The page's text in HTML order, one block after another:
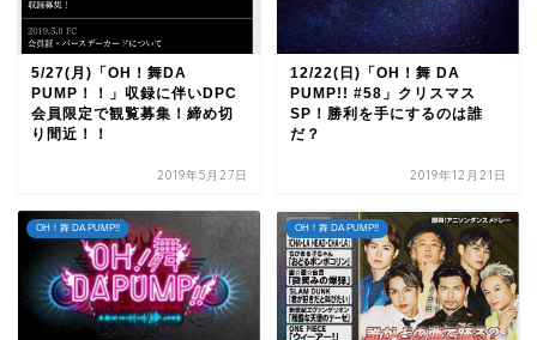
5/27(月)「OH！舞DA
PUMP！！」収録に伴いDPC
会員限定で観覧募集！締め切
り間近！！
2019年5月27日
12/22(日)「OH！舞 DA
PUMP!! #58」クリスマス
SP！勝利を手にするのは誰
だ？
2019年12月21日
OH！舞 DA PUMP!! OH！舞 DA PUMP!!